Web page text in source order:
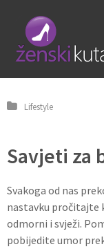
Lifestyle
Savjeti za
Svakoga od nas
nastavku pročitajte
odmorni i svježi.
pobijedite umor